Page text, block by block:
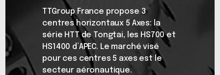
TTGroup France propose 3
centres horizontaux 5 Axes: la
série HTT de Tongtai, les HS700 et
HS1400 d’APEC. Le marché visé
pour ces centres 5 axes est le
secteur aéronautique.